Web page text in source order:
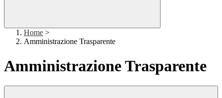
Home >
Amministrazione Trasparente
Amministrazione Trasparente